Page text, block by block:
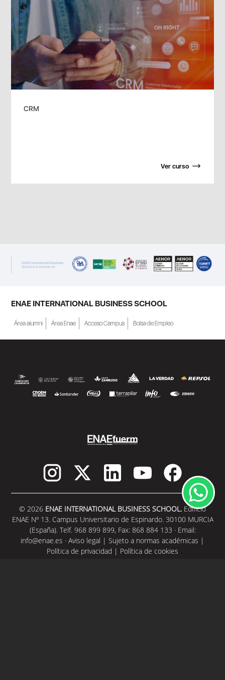
CRM
Ver curso
ENAE INTERNATIONAL BUSINESS SCHOOL
Área alumni Área Enae Acceso Campus Bolsa de Empleo
© 2026 ENAE INTERNATIONAL BUSINESS SCHOOL. Edificio
ENAE Nº 13. Campus Universitario de Espinardo. 30100 MURCIA
(España). Telf. 968 899 899, Fax: 868 884 133 · Email:
info@enae.es · Aviso legal | Sujeto a normas académicas |
Política de privacidad | Política de cookies